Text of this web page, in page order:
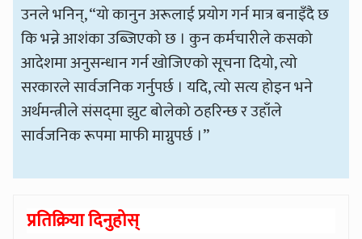
उनले भनिन्, “यो कानुन अरूलाई प्रयोग गर्न मात्र बनाइँदै छ
कि भन्ने आशंका उब्जिएको छ । कुन कर्मचारीले कसको
आदेशमा अनुसन्धान गर्न खोजिएको सूचना दियो, त्यो
सरकारले सार्वजनिक गर्नुपर्छ । यदि, त्यो सत्य होइन भने
अर्थमन्त्रीले संसद्‌मा झुट बोलेको ठहरिन्छ र उहाँले
सार्वजनिक रूपमा माफी माग्नुपर्छ ।”
प्रतिक्रिया दिनुहोस्